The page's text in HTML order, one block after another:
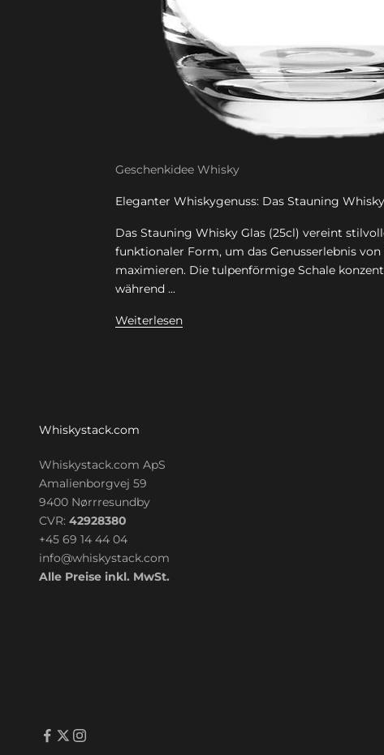
Geschenkidee Whisky
Eleganter Whiskygenuss: Das Stauning
Das Stauning Whisky Glas (25cl) vereint
funktionaler Form, um das Genusserlebnis
maximieren. Die tulpenförmige Schale
während ...
Weiterlesen
Whiskystack.com
Whiskystack.com ApS
Amalienborgvej 59
9400 Nørrresundby
CVR: 42928380
+45 69 14 44 04
info@whiskystack.com
Alle Preise inkl. MwSt.